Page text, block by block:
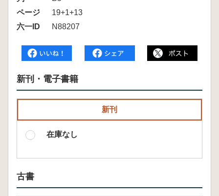
ページ
19+1+13
六一ID
N88207
新刊・電子書籍
新刊
在庫なし
古書